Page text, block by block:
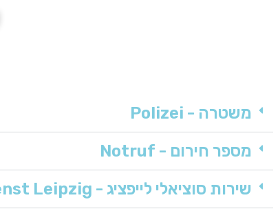
משטרה - Polizei
מספר חירום - Notruf
שירות סוציאלי לייפציג - Sozialdienst Leipzig